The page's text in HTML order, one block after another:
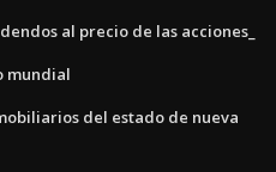
al precio de las acciones_
mundial
del estado de nueva